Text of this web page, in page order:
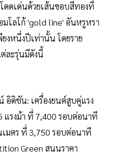
ดดเด่นด้วยเส้นขอบสีทองที่
มโลโก้ 'gold line' อันหรูหรา
งหนึ่งปีเท่านั้น โดยราย
ละรุ่นมีดังนี้
อิดิชัน: เครื่องยนต์สูบคู่แรง
แรงม้า ที่ 7,400 รอบต่อนาที
มตร ที่ 3,750 รอบต่อนาที
Green สนนราคา